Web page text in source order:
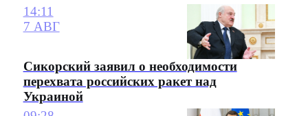
14:11
7 АВГ
Сикорский заявил о необходимости
перехвата российских ракет над
Украиной